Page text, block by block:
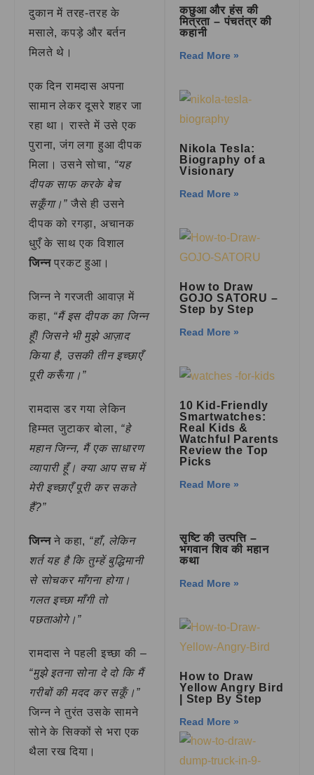
दुकान में तरह-तरह के
मसाले, कपड़े और बर्तन
मिलते थे।
एक दिन रामदास अपना
सामान लेकर दूसरे शहर जा
रहा था। रास्ते में उसे एक
पुराना, जंग लगा हुआ दीपक
मिला। उसने सोचा, “यह
दीपक साफ करके बेच
सकूँगा।” जैसे ही उसने
दीपक को रगड़ा, अचानक
धुएँ के साथ एक विशाल
जिन्नप्रकट हुआ।
जिन्न ने गरजती आवाज़ में
कहा, “मैं इस दीपक का जिन्न
हूँ! जिसने भी मुझे आज़ाद
किया है, उसकी तीन इच्छाएँ
पूरी करूँगा।”
रामदास डर गया लेकिन
हिम्मत जुटाकर बोला, “हे
महान जिन्न, मैं एक साधारण
व्यापारी हूँ। क्या आप सच में
मेरी इच्छाएँ पूरी कर सकते
हैं?”
जिन्नने कहा, “हाँ, लेकिन
शर्त यह है कि तुम्हें बुद्धिमानी
से सोचकर माँगना होगा।
गलत इच्छा माँगी तो
पछताओगे।”
रामदास ने पहली इच्छा की –
“मुझे इतना सोना दे दो कि मैं
गरीबों की मदद कर सकूँ।”
जिन्न ने तुरंत उसके सामने
सोने के सिक्कों से भरा एक
थैला रख दिया।
कछुआ और हंस की
मित्रता – पंचतंत्र की
कहानी
Read More »
Nikola Tesla:
Biography of a
Visionary
Read More »
How to Draw
GOJO SATORU –
Step by Step
Read More »
10 Kid-Friendly
Smartwatches:
Real Kids &
Watchful Parents
Review the Top
Picks
Read More »
सृष्टि की उत्पत्ति –
भगवान शिव की महान
कथा
Read More »
How to Draw
Yellow Angry Bird
| Step By Step
Read More »